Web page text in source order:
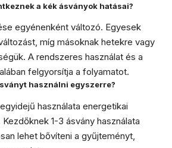
a kék ásványok hatásai?
egyénenként változó. Egyesek
míg másoknak hetekre vagy
A rendszeres használat és a
felgyorsítja a folyamatot.
használni egyszerre?
használata energetikai
1-3 ásvány használata
lehet bővíteni a gyűjteményt,